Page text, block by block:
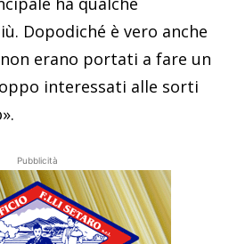
Dopodiché è vero anche
erano portati a fare un
interessati alle sorti
Pubblicità